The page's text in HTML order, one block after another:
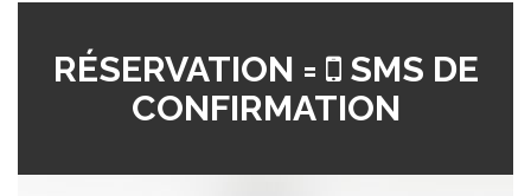
RÉSERVATION =
SMS DE
CONFIRMATION